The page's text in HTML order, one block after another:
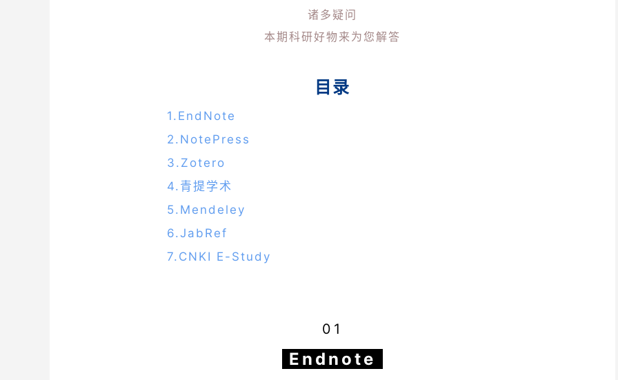
诸多疑问
本期科研好物来为您解答
目录
1.EndNote
2.NotePress
3.Zotero
4.青提学术
5.Mendeley
6.JabRef
7.CNKI E-Study
01
Endnote